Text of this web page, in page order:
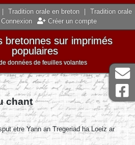
Tradition orale en breton
Tradition orale
Connexion Créer un compte
bretonnes sur imprimés
populaires
données de feuilles volantes
chant
etre Yann an Tregeriad ha Loeiz ar